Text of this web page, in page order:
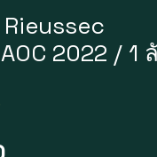
2022 / 1